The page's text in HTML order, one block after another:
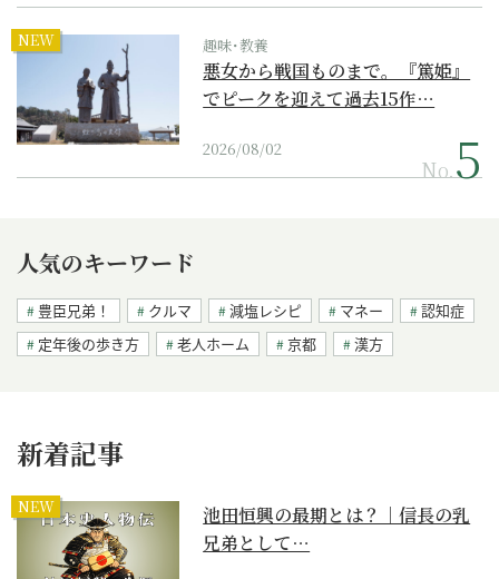
NEW 趣味･教養
悪女から戦国ものまで。『篤姫』
でピークを迎えて過去15作…
2026/08/02
No.
人気のキーワード
豊臣兄弟！ クルマ 減塩レシピ マネー
認知症
定年後の歩き方
老人ホーム 京都 漢方
新着記事
NEW
池田恒興の最期とは？｜信長の乳
兄弟として…